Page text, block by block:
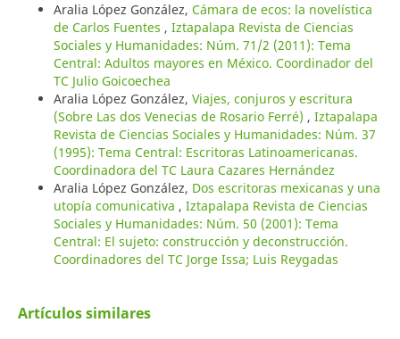
Aralia López González, Cámara de ecos: la novelística
de Carlos Fuentes , Iztapalapa Revista de Ciencias
Sociales y Humanidades: Núm. 71/2 (2011): Tema
Central: Adultos mayores en México. Coordinador del
TC Julio Goicoechea
Aralia López González, Viajes, conjuros y escritura
(Sobre Las dos Venecias de Rosario Ferré) , Iztapalapa
Revista de Ciencias Sociales y Humanidades: Núm. 37
(1995): Tema Central: Escritoras Latinoamericanas.
Coordinadora del TC Laura Cazares Hernández
Aralia López González, Dos escritoras mexicanas y una
utopía comunicativa , Iztapalapa Revista de Ciencias
Sociales y Humanidades: Núm. 50 (2001): Tema
Central: El sujeto: construcción y deconstrucción.
Coordinadores del TC Jorge Issa; Luis Reygadas
Artículos similares